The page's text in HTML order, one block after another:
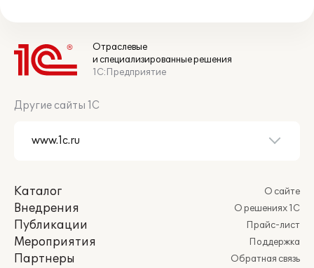
Отраслевые
и специализированные решения
1С:Предприятие
Другие сайты 1С
Каталог
Внедрения
Публикации
Мероприятия
Партнеры
О сайте
О решениях 1С
Прайс-лист
Поддержка
Обратная связь